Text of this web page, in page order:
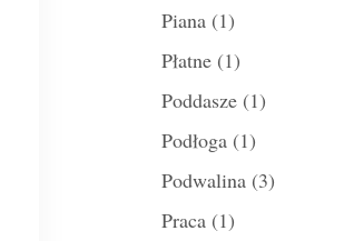
Piana (1)
Płatne (1)
Poddasze (1)
Podłoga (1)
Podwalina (3)
Praca (1)